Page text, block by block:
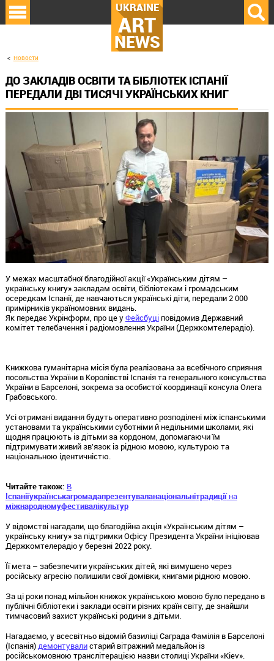
UKRAINE
ART
NEWS
Новости
ДО ЗАКЛАДІВ ОСВІТИ ТА БІБЛІОТЕК ІСПАНІЇ
ПЕРЕДАЛИ ДВІ ТИСЯЧІ УКРАЇНСЬКИХ КНИГ
У межах масштабної благодійної акції «Українським дітям –
українську книгу» закладам освіти, бібліотекам і громадським
осередкам Іспанії, де навчаються українські діти, передали 2 000
примірників україномовних видань.
Як передає Укрінформ, про це уФейсбуціповідомив Державний
комітет телебачення і радіомовлення України (Держкомтелерадіо).
Книжкова гуманітарна місія була реалізована за всебічного сприяння
посольства України в Королівстві Іспанія та генерального консульства
України в Барселоні, зокрема за особистої координації консула Олега
Грабовського.
Усі отримані видання будуть оперативно розподілені між іспанськими
установами та українськими суботніми й недільними школами, які
щодня працюють із дітьми за кордоном, допомагаючи їм
підтримувати живий зв'язок із рідною мовою, культурою та
національною ідентичністю.
Читайте також: В
Іспаніїукраїнськагромадапрезентуваланаціональнітрадиціїна
міжнародномуфестивалікультур
У відомстві нагадали, що благодійна акція «Українським дітям –
українську книгу» за підтримки Офісу Президента України ініціював
Держкомтелерадіо у березні 2022 року.
Її мета – забезпечити українських дітей, які вимушено через
російську агресію полишили свої домівки, книгами рідною мовою.
За ці роки понад мільйон книжок українською мовою було передано в
публічні бібліотеки і заклади освіти різних країн світу, де знайшли
тимчасовий захист українські родини з дітьми.
Нагадаємо, у всесвітньо відомій базиліці Саграда Фамілія в Барселоні
(Іспанія)демонтувалистарий вітражний медальйон із
російськомовною транслітерацією назви столиці України «Kiev».